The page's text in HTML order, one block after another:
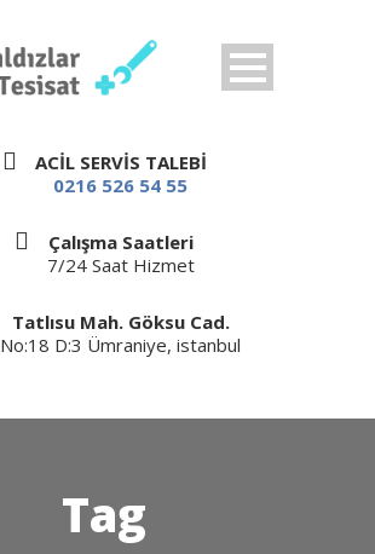
ACİL SERVİS TALEBİ
0216 526 54 55
Çalışma Saatleri
7/24 Saat Hizmet
Tatlısu Mah. Göksu Cad.
No:18 D:3 Ümraniye, istanbul
Tag